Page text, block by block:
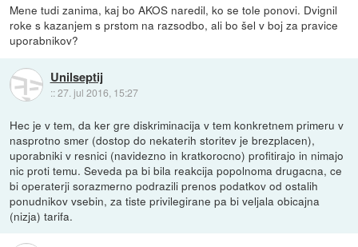
Mene tudi zanima, kaj bo AKOS naredil, ko se tole ponovi. Dvignil
roke s kazanjem s prstom na razsodbo, ali bo šel v boj za pravice
uporabnikov?
Unilseptij
::27. jul 2016, 15:27
Hec je v tem, da ker gre diskriminacija v tem konkretnem primeru v
nasprotno smer (dostop do nekaterih storitev je brezplacen),
uporabniki v resnici (navidezno in kratkorocno) profitirajo in nimajo
nic proti temu. Seveda pa bi bila reakcija popolnoma drugacna, ce
bi operaterji sorazmerno podrazili prenos podatkov od ostalih
ponudnikov vsebin, za tiste privilegirane pa bi veljala obicajna
(nizja) tarifa.